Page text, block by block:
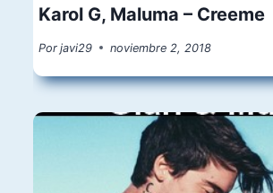
Karol G, Maluma – Creeme
Por javi29 noviembre 2, 2018